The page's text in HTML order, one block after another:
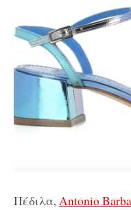
Πέδιλα,Antonio